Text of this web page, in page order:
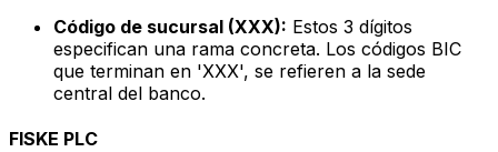
Código de sucursal (XXX): Estos 3 dígitos
especifican una rama concreta. Los códigos BIC
que terminan en 'XXX', se refieren a la sede
central del banco.
FISKE PLC